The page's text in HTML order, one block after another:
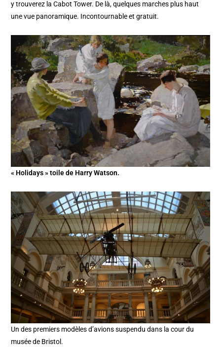
y trouverez la Cabot Tower. De là, quelques marches plus haut
une vue panoramique. Incontournable et gratuit.
« Holidays » toile de Harry Watson.
Un des premiers modèles d’avions suspendu dans la cour du
musée de Bristol.